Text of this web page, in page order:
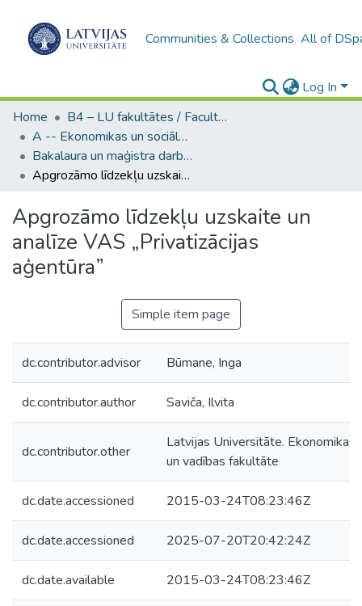
Communities & Collections All of
Log In
Home
B4 – LU fakultātes / Faculties of the UL
A -- Ekonomikas un sociālo zinātņu fakultāte / Faculty of Economics and Social Sciences
Bakalaura un maģistra darbi (ESZF) / Bachelor's and Master's theses
Apgrozāmo līdzekļu uzskaite un analīze VAS „Privatizācijas aģentūra”
Apgrozāmo līdzekļu uzskaite un
analīze VAS „Privatizācijas
aģentūra”
Simple item page
dc.contributor.advisor Būmane, Inga
dc.contributor.author Saviča, Ilvita
dc.contributor.other
Latvijas Universitāte. Ekonomikas
un vadības fakultāte
dc.date.accessioned 2015-03-24T08:23:46Z
dc.date.accessioned 2025-07-20T20:42:24Z
dc.date.available 2015-03-24T08:23:46Z